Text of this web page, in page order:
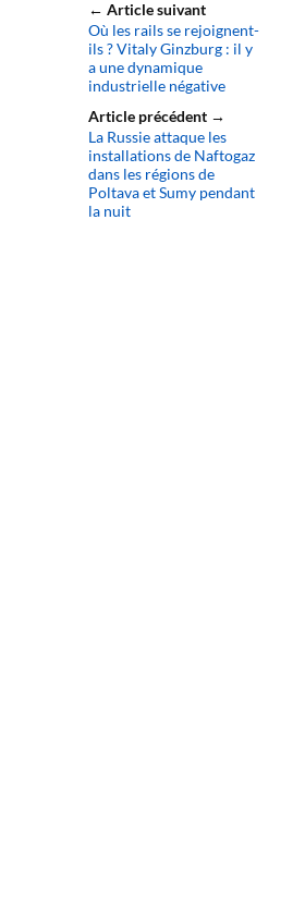
← Article suivant
Où les rails se rejoignent-
ils ? Vitaly Ginzburg : il y
a une dynamique
industrielle négative
Article précédent →
La Russie attaque les
installations de Naftogaz
dans les régions de
Poltava et Sumy pendant
la nuit